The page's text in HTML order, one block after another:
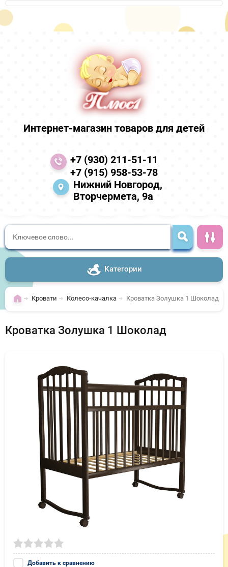
Интернет-магазин товаров для детей
+7 (930) 211-51-11
+7 (915) 958-53-78
Нижний Новгород,
Вторчермета, 9а
Категории
Кровати Колесо-качалка Кроватка Золушка 1 Шоколад
Кроватка Золушка 1 Шоколад
Добавить к сравнению